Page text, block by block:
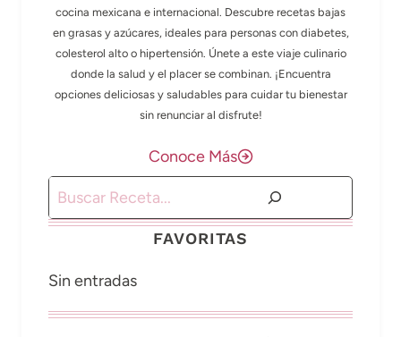
cocina mexicana e internacional. Descubre recetas bajas
en grasas y azúcares, ideales para personas con diabetes,
colesterol alto o hipertensión. Únete a este viaje culinario
donde la salud y el placer se combinan. ¡Encuentra
opciones deliciosas y saludables para cuidar tu bienestar
sin renunciar al disfrute!
Conoce Más
Buscar
FAVORITAS
Sin entradas